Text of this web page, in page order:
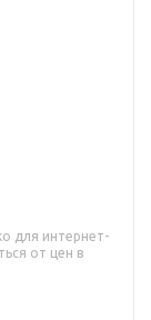
для интернет-
от цен в